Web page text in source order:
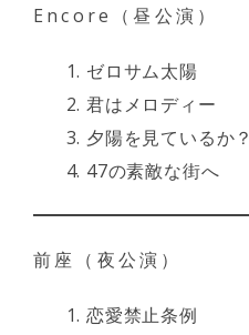
Encore（昼公演）
ゼロサム太陽
君はメロディー
夕陽を見ているか？
47の素敵な街へ
前座（夜公演）
恋愛禁止条例